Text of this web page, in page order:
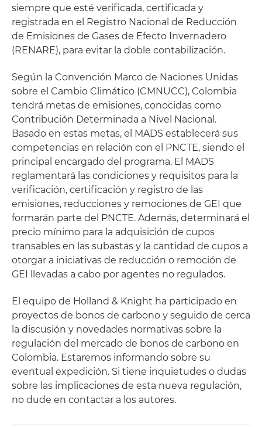
siempre que esté verificada, certificada y
registrada en el Registro Nacional de Reducción
de Emisiones de Gases de Efecto Invernadero
(RENARE), para evitar la doble contabilización.
Según la Convención Marco de Naciones Unidas
sobre el Cambio Climático (CMNUCC), Colombia
tendrá metas de emisiones, conocidas como
Contribución Determinada a Nivel Nacional.
Basado en estas metas, el MADS establecerá sus
competencias en relación con el PNCTE, siendo el
principal encargado del programa. El MADS
reglamentará las condiciones y requisitos para la
verificación, certificación y registro de las
emisiones, reducciones y remociones de GEI que
formarán parte del PNCTE. Además, determinará el
precio mínimo para la adquisición de cupos
transables en las subastas y la cantidad de cupos a
otorgar a iniciativas de reducción o remoción de
GEI llevadas a cabo por agentes no regulados.
El equipo de Holland & Knight ha participado en
proyectos de bonos de carbono y seguido de cerca
la discusión y novedades normativas sobre la
regulación del mercado de bonos de carbono en
Colombia. Estaremos informando sobre su
eventual expedición. Si tiene inquietudes o dudas
sobre las implicaciones de esta nueva regulación,
no dude en contactar a los autores.